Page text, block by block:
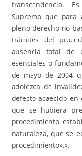
transcendencia.
Supremo que para
pleno derecho no
trámites del
ausencia total de
esenciales o
de mayo de 2004
adolezca de
defecto acaecido
que se hubiera
procedimiento
naturaleza, que se
procedimiento».».